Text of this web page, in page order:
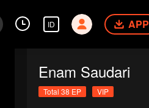
ID APP
Enam Saudari
Total 38 EP VIP